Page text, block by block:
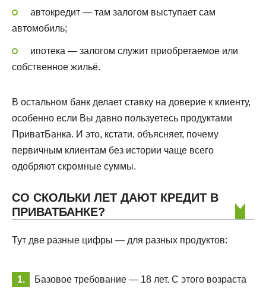
автокредит — там залогом выступает сам
автомобиль;
ипотека — залогом служит приобретаемое или
собственное жильё.
В остальном банк делает ставку на доверие к клиенту,
особенно если Вы давно пользуетесь продуктами
ПриватБанка. И это, кстати, объясняет, почему
первичным клиентам без истории чаще всего
одобряют скромные суммы.
СО СКОЛЬКИ ЛЕТ ДАЮТ КРЕДИТ В
ПРИВАТБАНКЕ?
Тут две разные цифры — для разных продуктов:
Базовое требование — 18 лет. С этого возраста